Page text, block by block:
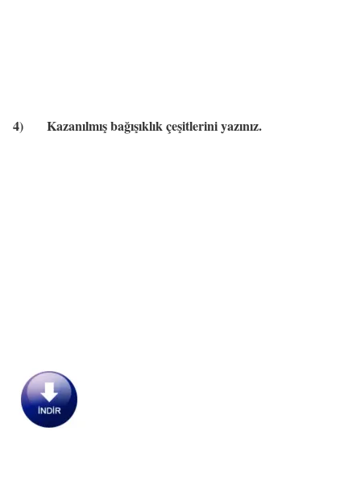
4) Kazanılmış bağışıklık çeşitlerini yazınız.